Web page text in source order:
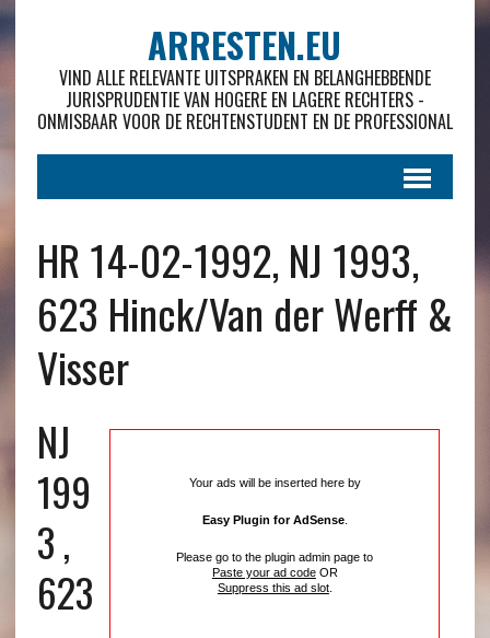
ARRESTEN.EU
VIND ALLE RELEVANTE UITSPRAKEN EN BELANGHEBBENDE
JURISPRUDENTIE VAN HOGERE EN LAGERE RECHTERS -
ONMISBAAR VOOR DE RECHTENSTUDENT EN DE PROFESSIONAL
HR 14-02-1992, NJ 1993,
623 Hinck/Van der Werff &
Visser
Your ads will be inserted here by
Easy Plugin for AdSense.
Please go to the plugin admin page to
Paste your ad codeOR
Suppress this ad slot.
NJ
199
3 ,
623